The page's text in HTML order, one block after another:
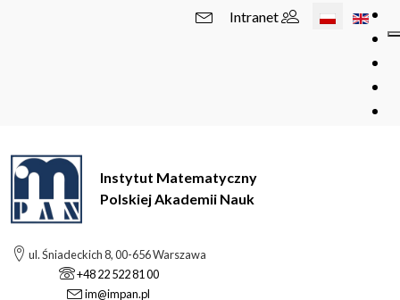
Wybierz swój
Intranet
Instytut Matematyczny
Polskiej Akademii Nauk
ul. Śniadeckich 8, 00-656 Warszawa
+48 22 522 81 00
im@impan.pl